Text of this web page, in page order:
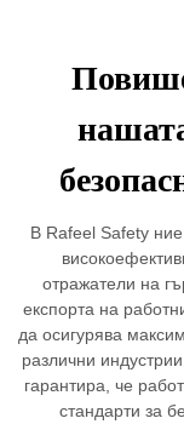
В Rafeel Safety
отражатели на
експорта на
да осигурява
различни
гарантира, че
стандарти за